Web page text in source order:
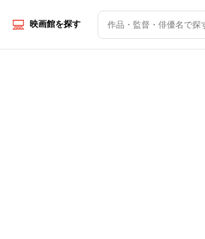
映画館を探す